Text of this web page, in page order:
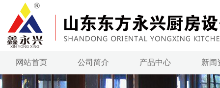
网站首页 公司简介 产品中心 新闻